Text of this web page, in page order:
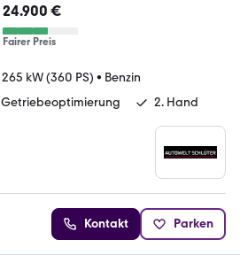
24.900 €
Fairer Preis
265 kW (360 PS) • Benzin
Getriebeoptimierung 2. Hand
Kontakt Parken